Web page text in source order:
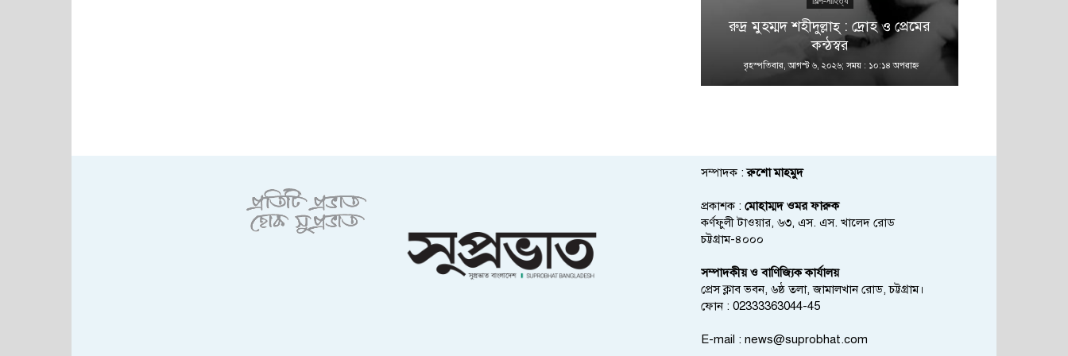
রুদ্র মুহম্মদ শহীদুল্লাহ্ : দ্রোহ ও প্রেমের
কন্ঠস্বর
বৃহস্পতিবার, আগস্ট ৬, ২০২৬; সময় : ১০:১৪ অপরাহ্ণ
সম্পাদক :রুশো মাহমুদ
প্রকাশক : মোহাম্মদ ওমর ফারুক
কর্ণফুলী টাওয়ার, ৬৩, এস. এস. খালেদ রোড
চট্টগ্রাম-৪০০০
সম্পাদকীয় ও বাণিজ্যিক কার্যালয়
প্রেস ক্লাব ভবন, ৬ষ্ঠ তলা, জামালখান রোড, চট্টগ্রাম।
ফোন : 02333363044-45
E-mail : news@suprobhat.com